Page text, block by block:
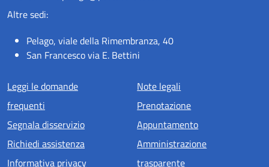
Altre sedi:
Pelago, viale della Rimembranza, 40
San Francesco via E. Bettini
Menu piè di pagina
Leggi le domande
frequenti
Segnala disservizio
Richiedi assistenza
Informativa privacy
Note legali
Prenotazione
Appuntamento
Amministrazione
trasparente